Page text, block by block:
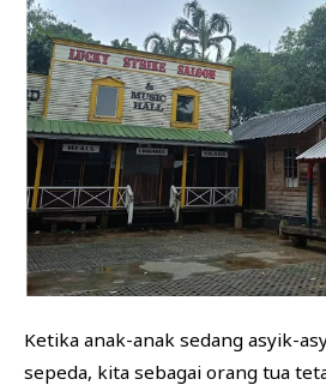
Ketika anak-anak sedang asyik-
sepeda, kita sebagai orang tua